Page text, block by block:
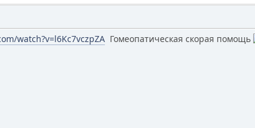
watch?v=l6Kc7vczpZA Гомеопатическая скорая помощь